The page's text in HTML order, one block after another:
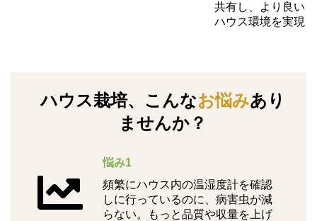
共有し、より良い
ハウス環境を実現
ハウス栽培、こんなお悩みあり
ませんか？
悩み1
頻繁にハウス内の温湿度計を確認
しに行っているのに、病害虫が減
らない。もっと品質や収量を上げ